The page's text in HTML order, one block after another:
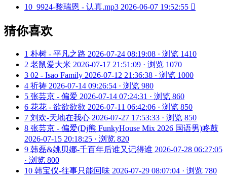
10 9924-黎瑞恩 - 认真.mp3 2026-06-07 19:52:55 
猜你喜欢
1 朴树 - 平凡之路 2026-07-24 08:19:08 · 浏览 1410
2 老鼠爱大米 2026-07-17 21:51:09 · 浏览 1070
3 02 - Isao Family 2026-07-12 21:36:38 · 浏览 1000
4 祈祷 2026-07-14 09:26:54 · 浏览 980
5 张芸京 - 偏爱 2026-07-14 07:24:31 · 浏览 860
6 花花 - 欲欲欲欲 2026-07-11 06:42:06 · 浏览 850
7 刘欢-天地在我心 2026-07-27 17:53:33 · 浏览 850
8 张芸京 - 偏爱(Dj熊 FunkyHouse Mix 2026 国语男)咚鼓
2026-07-15 20:18:25 · 浏览 820
9 韩磊&姚贝娜-千百年后谁又记得谁 2026-07-28 06:27:05
· 浏览 800
10 韩宝仪-往事只能回味 2026-07-29 08:07:04 · 浏览 780